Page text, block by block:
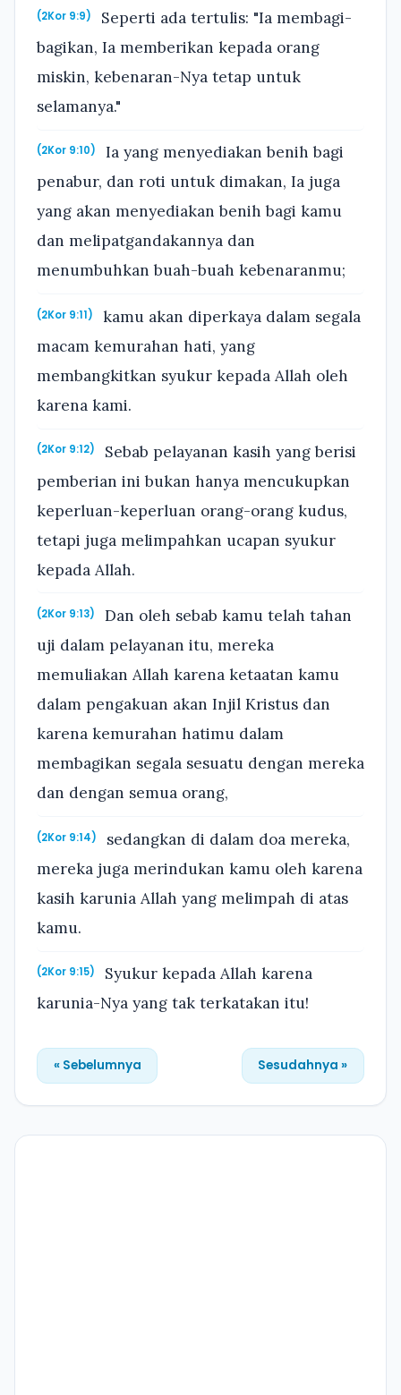
(2Kor 9:9)
Seperti ada tertulis: "Ia membagi-
bagikan, Ia memberikan kepada orang
miskin, kebenaran-Nya tetap untuk
selamanya."
(2Kor 9:10)
Ia yang menyediakan benih bagi
penabur, dan roti untuk dimakan, Ia juga
yang akan menyediakan benih bagi kamu
dan melipatgandakannya dan
menumbuhkan buah-buah kebenaranmu;
(2Kor 9:11)
kamu akan diperkaya dalam segala
macam kemurahan hati, yang
membangkitkan syukur kepada Allah oleh
karena kami.
(2Kor 9:12)
Sebab pelayanan kasih yang berisi
pemberian ini bukan hanya mencukupkan
keperluan-keperluan orang-orang kudus,
tetapi juga melimpahkan ucapan syukur
kepada Allah.
(2Kor 9:13)
Dan oleh sebab kamu telah tahan
uji dalam pelayanan itu, mereka
memuliakan Allah karena ketaatan kamu
dalam pengakuan akan Injil Kristus dan
karena kemurahan hatimu dalam
membagikan segala sesuatu dengan mereka
dan dengan semua orang,
(2Kor 9:14)
sedangkan di dalam doa mereka,
mereka juga merindukan kamu oleh karena
kasih karunia Allah yang melimpah di atas
kamu.
(2Kor 9:15)
Syukur kepada Allah karena
karunia-Nya yang tak terkatakan itu!
« Sebelumnya Sesudahnya »